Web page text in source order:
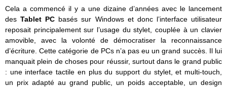
Cela a commencé il y a une dizaine d’années avec le lancement
desTablet PC basés sur Windows et donc l’interface utilisateur
reposait principalement sur l’usage du stylet, couplée à un clavier
amovible, avec la volonté de démocratiser la reconnaissance
d’écriture. Cette catégorie de PCs n’a pas eu un grand succès. Il lui
manquait plein de choses pour réussir, surtout dans le grand public
: une interface tactile en plus du support du stylet, et multi-touch,
un prix adapté au grand public, un poids acceptable, un design